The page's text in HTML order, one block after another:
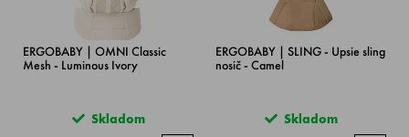
ERGOBABY | OMNI Classic
Mesh - Luminous Ivory
Skladom
ERGOBABY | SLING - Upsie sling
nosič - Camel
Skladom